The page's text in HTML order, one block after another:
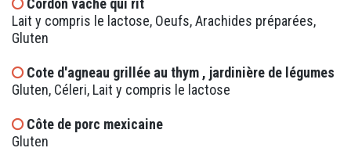
Cordon vache qui rit
Lait y compris le lactose, Oeufs, Arachides préparées,
Gluten
Cote d'agneau grillée au thym , jardinière de légumes
Gluten, Céleri, Lait y compris le lactose
Côte de porc mexicaine
Gluten